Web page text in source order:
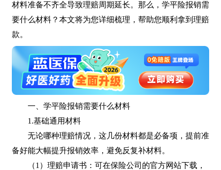
材料准备不齐全导致理赔周期延长。那么，学平险报销需
要什么材料？本文将为您详细梳理，帮助您顺利拿到理赔
款。
一、学平险报销需要什么材料
1.基础通用材料
无论哪种理赔情况，这几份材料都是必备项，提前准
备好能大幅提升报销效率，避免反复补材料。
（1）理赔申请书：可在保险公司的官方网站下载，